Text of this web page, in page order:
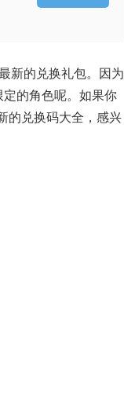
新的兑换礼包。因为
的角色呢。如果你
的兑换码大全，感兴